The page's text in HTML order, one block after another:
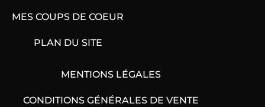
MES COUPS DE COEUR
PLAN DU SITE
MENTIONS LÉGALES
CONDITIONS GÉNÉRALES DE VENTE